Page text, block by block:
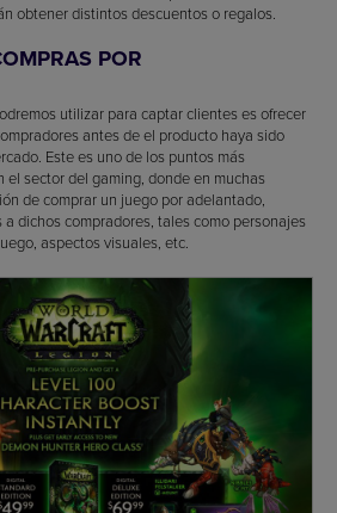
obtener distintos descuentos o regalos.
POR
utilizar para captar clientes es ofrecer
antes de el producto haya sido
Este es uno de los puntos más
sector del gaming, donde en muchas
de comprar un juego por adelantado,
dichos compradores, tales como personajes
aspectos visuales, etc.